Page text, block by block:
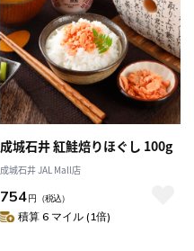
成城石井 紅鮭焙りほぐし 100g
成城石井 JAL Mall店
754円 （税込）
積算 6 マイル (1倍)